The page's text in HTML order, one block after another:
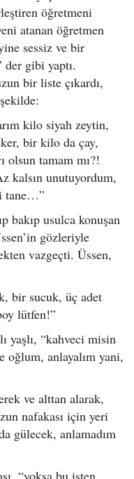
öğretmeni
atanan öğretmen
sessiz ve bir
gibi yaptı.
bir liste çıkardı,
kilo siyah zeytin,
bir kilo da çay,
tamam mı?!
kalsın unutuyordum,
tane…”
bakıp usulca konuşan
gözleriyle
vazgeçti. Üssen,
bir sucuk, üç adet
lütfen!”
yaşlı, “kahveci misin
anlayalım yani,
ve alttan alarak,
nafakası için yeri
gülecek, anlamadım
“yoksa bu işten